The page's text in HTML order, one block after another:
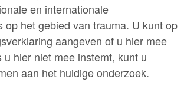
en internationale
op het gebied van trauma. U kunt op
aangeven of u hier mee
u hier niet mee instemt, kunt u
aan het huidige onderzoek.